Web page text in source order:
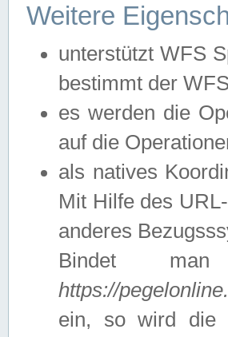
Weitere
unterstützt WFS
bestimmt der
es werden die
auf die
als natives
Mit Hilfe des
anderes
Bindet man
https://
ein, so wird die